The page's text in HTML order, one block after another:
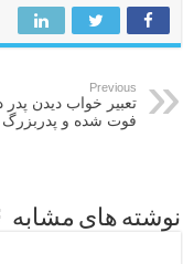
Previous
تعبیر خواب دیدن پدر
فوت شده و پدربزرگ
نوشته های مشابه